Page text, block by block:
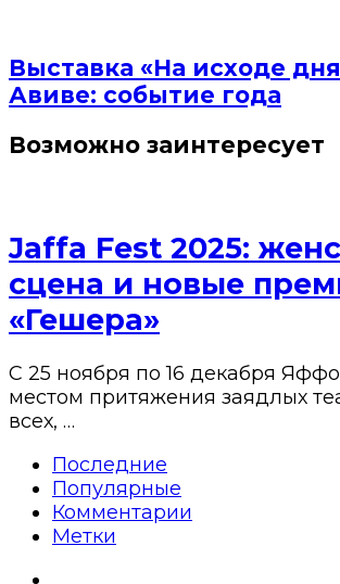
Выставка «На исходе
Авиве: событие года
Возможно заинтересует
Jaffa Fest 2025:
сцена и новые
«Гешера»
С 25 ноября по 16 декабря
местом притяжения заядлых
всех, …
Последние
Популярные
Комментарии
Метки